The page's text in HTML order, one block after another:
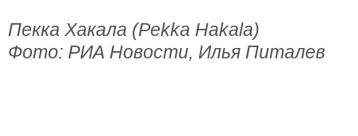
Пекка Хакала (Pekka Hakala)
Фото: РИА Новости, Илья Питалев